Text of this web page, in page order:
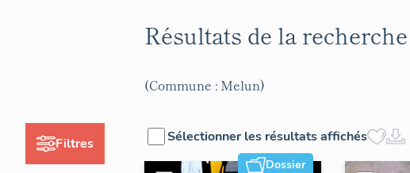
Filtres
Résultats de la
(Commune : Melun)
Sélectionner les résultats affichés
Dossier